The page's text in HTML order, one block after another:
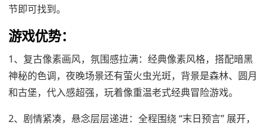
节即可找到。
游戏优势：
1、复古像素画风，氛围感拉满：经典像素风格，搭配暗黑
神秘的色调，夜晚场景还有萤火虫光斑，背景是森林、圆月
和古堡，代入感超强，玩着像重温老式经典冒险游戏。
2、剧情紧凑，悬念层层递进：全程围绕 “末日预言” 展开，